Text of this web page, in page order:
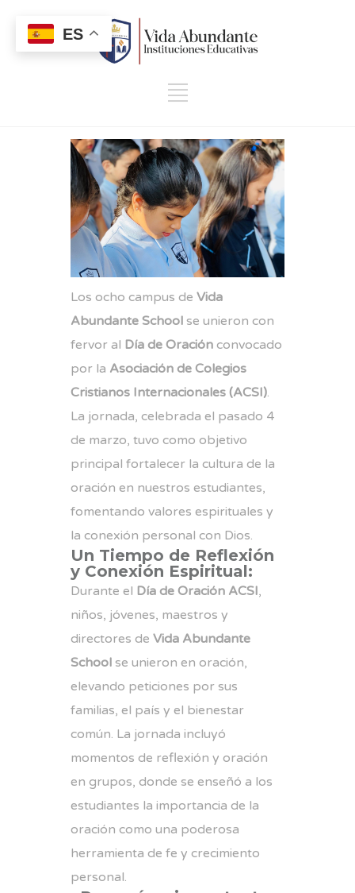
Los ocho campus de Vida
Abundante School se unieron con
fervor al Día de Oración convocado
por la Asociación de Colegios
Cristianos Internacionales (ACSI).
La jornada, celebrada el pasado 4
de marzo, tuvo como objetivo
principal fortalecer la cultura de la
oración en nuestros estudiantes,
fomentando valores espirituales y
la conexión personal con Dios.
Un Tiempo de Reflexión
y Conexión Espiritual:
Durante el Día de Oración ACSI,
niños, jóvenes, maestros y
directores de Vida Abundante
School se unieron en oración,
elevando peticiones por sus
familias, el país y el bienestar
común. La jornada incluyó
momentos de reflexión y oración
en grupos, donde se enseñó a los
estudiantes la importancia de la
oración como una poderosa
herramienta de fe y crecimiento
personal.
ES